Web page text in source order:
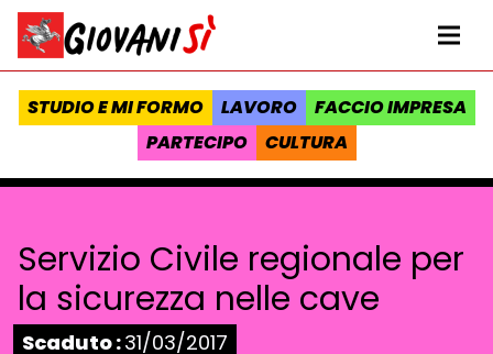
Vai al contenuto
Homepage Giovanisì - Progetto della Regione Toscana
STUDIO E MI FORMO LAVORO
FACCIO IMPRESA
PARTECIPO
CULTURA
Servizio Civile regionale per
la sicurezza nelle cave
Stato:
Scaduto :31/03/2017